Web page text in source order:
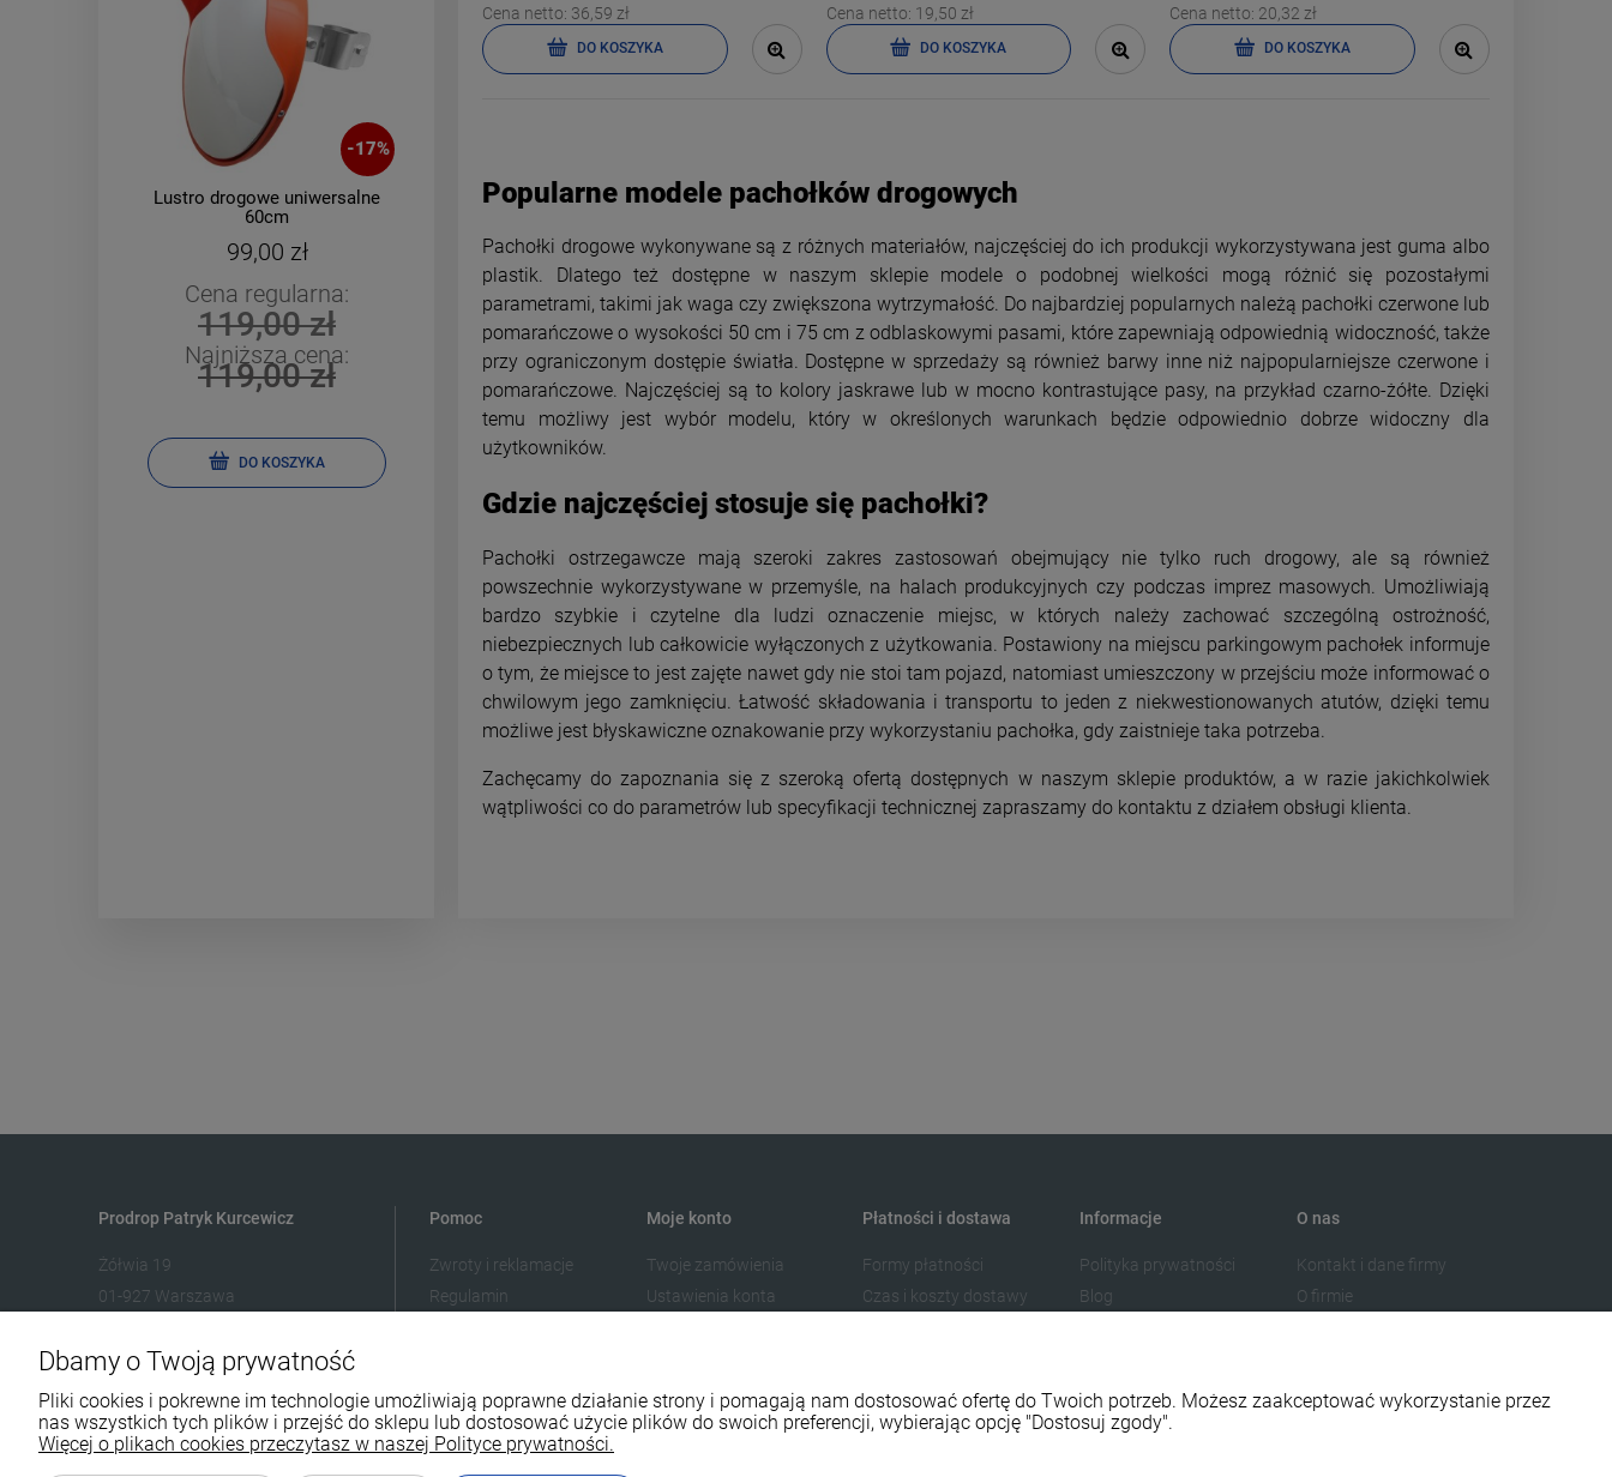
-17%
Lustro drogowe uniwersalne
60cm
99,00 zł
Cena regularna:
119,00 zł
Najniższa cena:
119,00 zł
DO KOSZYKA
Kaseta ścienna z taśmą
69,99 zł
Cena regularna:
89,99 zł
Najniższa cena:
89,99 zł
Cena netto: 36,59 zł
DO KOSZYKA
Cena netto: 19,50 zł
DO KOSZYKA
Cena netto: 20,32 zł
DO KOSZYKA
Popularne modele pachołków drogowych
Pachołki drogowe wykonywane są z różnych materiałów, najczęściej do ich produkcji wykorzystywana jest guma albo
plastik. Dlatego też dostępne w naszym sklepie modele o podobnej wielkości mogą różnić się pozostałymi
parametrami, takimi jak waga czy zwiększona wytrzymałość. Do najbardziej popularnych należą pachołki czerwone lub
pomarańczowe o wysokości 50 cm i 75 cm z odblaskowymi pasami, które zapewniają odpowiednią widoczność, także
przy ograniczonym dostępie światła. Dostępne w sprzedaży są również barwy inne niż najpopularniejsze czerwone i
pomarańczowe. Najczęściej są to kolory jaskrawe lub w mocno kontrastujące pasy, na przykład czarno-żółte. Dzięki
temu możliwy jest wybór modelu, który w określonych warunkach będzie odpowiednio dobrze widoczny dla
użytkowników.
Gdzie najczęściej stosuje się pachołki?
Pachołki ostrzegawcze mają szeroki zakres zastosowań obejmujący nie tylko ruch drogowy, ale są również
powszechnie wykorzystywane w przemyśle, na halach produkcyjnych czy podczas imprez masowych. Umożliwiają
bardzo szybkie i czytelne dla ludzi oznaczenie miejsc, w których należy zachować szczególną ostrożność,
niebezpiecznych lub całkowicie wyłączonych z użytkowania. Postawiony na miejscu parkingowym pachołek informuje
o tym, że miejsce to jest zajęte nawet gdy nie stoi tam pojazd, natomiast umieszczony w przejściu może informować o
chwilowym jego zamknięciu. Łatwość składowania i transportu to jeden z niekwestionowanych atutów, dzięki temu
możliwe jest błyskawiczne oznakowanie przy wykorzystaniu pachołka, gdy zaistnieje taka potrzeba.
Zachęcamy do zapoznania się z szeroką ofertą dostępnych w naszym sklepie produktów, a w razie jakichkolwiek
wątpliwości co do parametrów lub specyfikacji technicznej zapraszamy do kontaktu z działem obsługi klienta.
Prodrop Patryk Kurcewicz
Żółwia 19
01-927 Warszawa
506 823 136
biuro@prodrop.pl
Pomoc
Zwroty i reklamacje
Regulamin
Moje konto
Twoje zamówienia
Ustawienia konta
Płatności i dostawa
Formy płatności
Czas i koszty dostawy
Informacje
Polityka prywatności
Blog
O nas
Kontakt i dane firmy
O firmie
Dbamy o Twoją prywatność
Pliki cookies i pokrewne im technologie umożliwiają poprawne działanie strony i pomagają nam dostosować ofertę do Twoich potrzeb. Możesz zaakceptować wykorzystanie przez
nas wszystkich tych plików i przejść do sklepu lub dostosować użycie plików do swoich preferencji, wybierając opcję "Dostosuj zgody".
Więcej o plikach cookies przeczytasz w naszej Polityce prywatności.